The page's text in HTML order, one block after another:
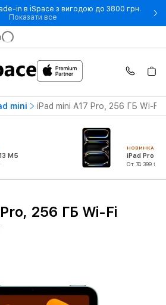
in в iSpace з вигодою до 3800 грн.
Показати все- Оновіть iPhone за Trade-in
mini iPad mini A17 Pro, 256 ГБ Wi-Fi
M5
НОВИНКА
iPad Pro 11
От 74 399 ₴
256 ГБ Wi-Fi